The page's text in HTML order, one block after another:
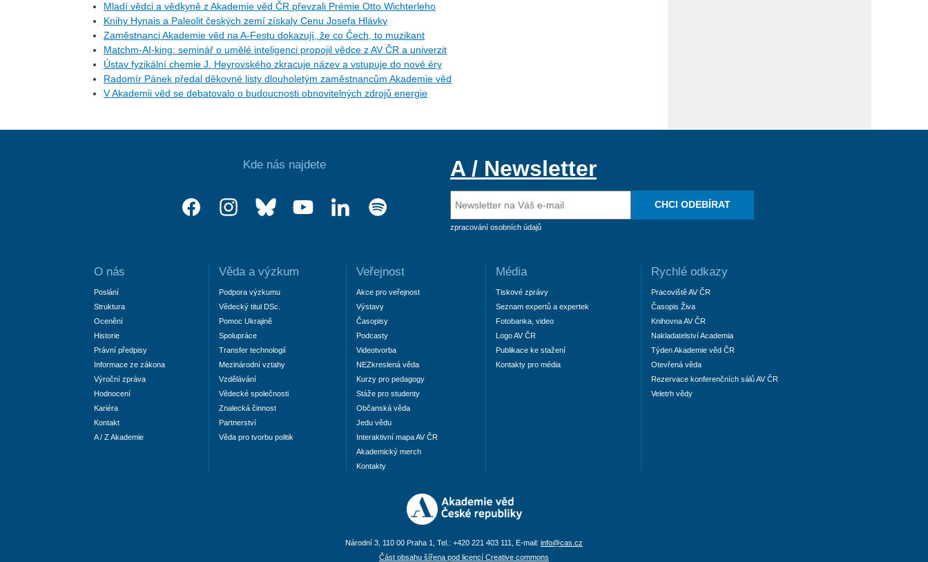
Mladí vědci a vědkyně z Akademie věd ČR převzali Prémie Otto Wichterleho
Knihy Hynais a Paleolit českých zemí získaly Cenu Josefa Hlávky
Zaměstnanci Akademie věd na A-Festu dokazují, že co Čech, to muzikant
Matchm-AI-king: seminář o umělé inteligenci propojil vědce z AV ČR a univerzit
Ústav fyzikální chemie J. Heyrovského zkracuje název a vstupuje do nové éry
Radomír Pánek předal děkovné listy dlouholetým zaměstnancům Akademie věd
V Akademii věd se debatovalo o budoucnosti obnovitelných zdrojů energie
Kde nás najdete A / Newsletter
zpracování osobních údajů
CHCI ODEBÍRAT
O nás
Poslání
Struktura
Ocenění
Historie
Právní předpisy
Informace ze zákona
Výroční zpráva
Hodnocení
Kariéra
Kontakt
A / Z Akademie
Věda a výzkum
Podpora výzkumu
Vědecký titul DSc.
Pomoc Ukrajině
Spolupráce
Transfer technologií
Mezinárodní vztahy
Vzdělávání
Vědecké společnosti
Znalecká činnost
Partnerství
Věda pro tvorbu politik
Veřejnost
Akce pro veřejnost
Výstavy
Časopisy
Podcasty
Videotvorba
NEZkreslená věda
Kurzy pro pedagogy
Stáže pro studenty
Občanská věda
Jedu vědu
Interaktivní mapa AV ČR
Akademický merch
Kontakty
Média
Tiskové zprávy
Seznam expertů a expertek
Fotobanka, video
Logo AV ČR
Publikace ke stažení
Kontakty pro média
Rychlé odkazy
Pracoviště AV ČR
Časopis Živa
Knihovna AV ČR
Nakladatelství Academia
Týden Akademie věd ČR
Otevřená věda
Rezervace konferenčních sálů AV ČR
Veletrh vědy
Národní 3, 110 00 Praha 1, Tel.: +420 221 403 111, E-mail: info@cas.cz
Část obsahu šířena pod licencí Creative commons